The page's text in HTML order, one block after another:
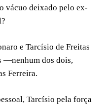
vácuo deixado pelo ex-
e Tarcísio de Freitas
—nenhum dos dois,
Ferreira.
Tarcísio pela força